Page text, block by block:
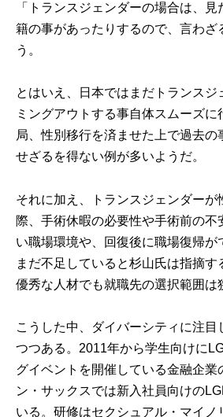
「トランスジェンダーの場合は、
籍の事があったりするので、言わざ
う。
とはいえ、日本ではまだトランスジ
ミングアウトする事自体スムーズ
局、性別移行を済ませた上で過去の
せざるを得ない例が多いようだ。
それに加え、トランスジェンダーが
際、手術休暇の必要性や手術前の不
い職場環境や、回復後に職場復帰が
まだ不足していると杉山氏は指摘す
優秀な人材でも就職先の選択範囲は
こうした中、ダイバーシティに注目
つつある。2011年から学生向けに
グイベントを開催している金融企業
ン・サックスでは新入社員向けの
いる。研修はセクシュアル・マイノ